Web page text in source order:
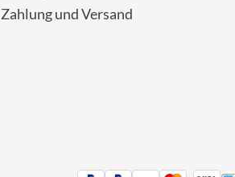
Zahlung und Versand